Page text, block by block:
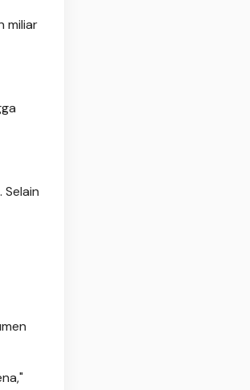
miliar